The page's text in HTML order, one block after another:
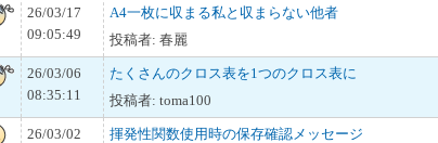
26/03/17
09:05:49
A4一枚に収まる私と収まらない他者
投稿者: 春麗
26/03/06
08:35:11
たくさんのクロス表を1つのクロス表に
投稿者: toma100
26/03/02
揮発性関数使用時の保存確認メッセージ